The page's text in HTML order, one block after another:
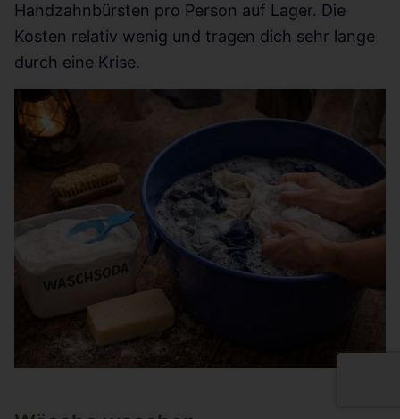
Handzahnbürsten pro Person auf Lager. Die
Kosten relativ wenig und tragen dich sehr lange
durch eine Krise.